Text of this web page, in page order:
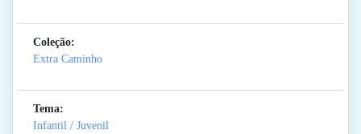
Coleção:
Extra Caminho
Tema:
Infantil / Juvenil